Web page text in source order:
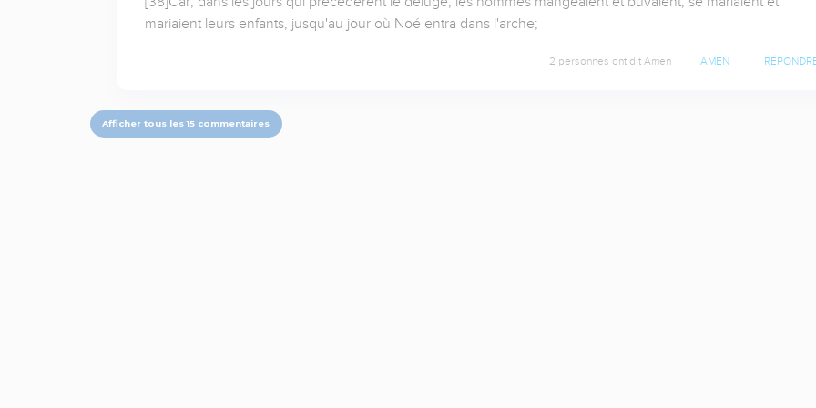
mariaient leurs enfants, jusqu'au jour où Noé entra dans l'arche;
2 personnes ont dit Amen AMEN
Afficher tous les 15 commentaires